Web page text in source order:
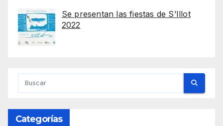
Se presentan las fiestas de S’Illot
2022
Categorías